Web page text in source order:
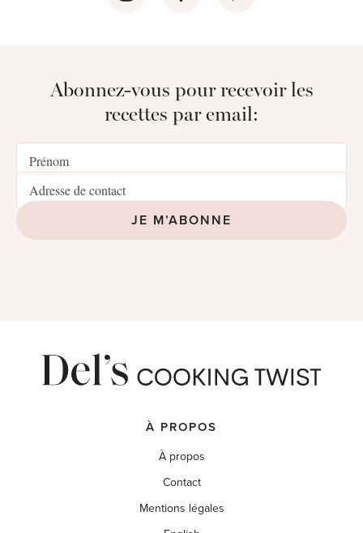
Abonnez-vous pour recevoir les
recettes par email:
JE M’ABONNE
À PROPOS
À propos
Contact
Mentions légales